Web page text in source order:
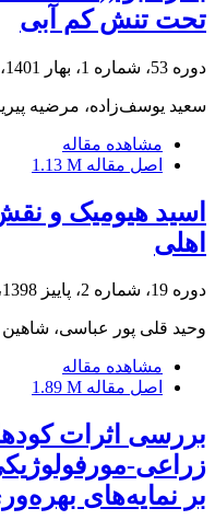
تحت تنش کم آبی
دوره 53، شماره 1، بهار 1401، صفحه
سعید یوسف‌زاده، مرضیه
مشاهده مقاله
اصل مقاله 1.13 M
اسید هیومیک و
اهلی
دوره 19، شماره 2، پاییز 1398، صفحه
وحید قلی پور عباسی،
مشاهده مقاله
اصل مقاله 1.89 M
بررسی اثرات
زراعی-
بر نمایه‌های